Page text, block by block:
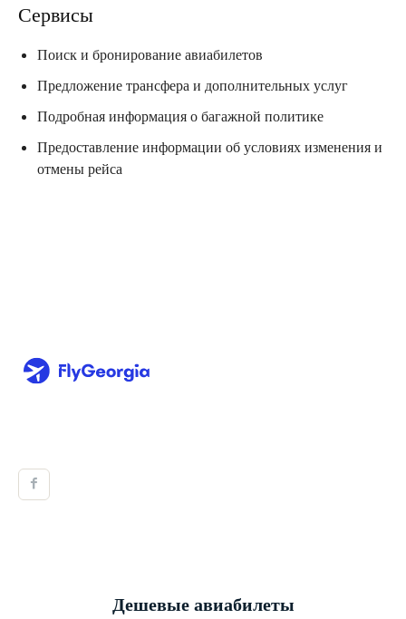
Сервисы
Поиск и бронирование авиабилетов
Предложение трансфера и дополнительных услуг
Подробная информация о багажной политике
Предоставление информации об условиях изменения и
отмены рейса
Дешевые авиабилеты